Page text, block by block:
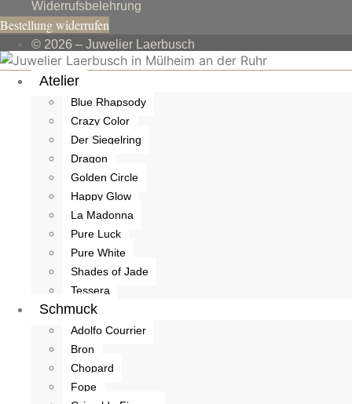
Widerrufsbelehrung
Bestellung widerrufen
© 2026 – Juwelier Laerbusch
Atelier
Blue Rhapsody
Crazy Color
Der Siegelring
Dragon
Golden Circle
Happy Glow
La Madonna
Pure Luck
Pure White
Shades of Jade
Tessera
Schmuck
Adolfo Courrier
Bron
Chopard
Fope